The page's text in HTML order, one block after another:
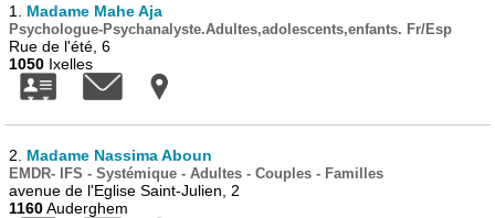
1. Madame Mahe Aja
Psychologue-Psychanalyste.Adultes,adolescents,enfants. Fr/Esp
Rue de l'été, 6
1050 Ixelles
2. Madame Nassima Aboun
EMDR- IFS - Systémique - Adultes - Couples - Familles
avenue de l'Eglise Saint-Julien, 2
1160Auderghem